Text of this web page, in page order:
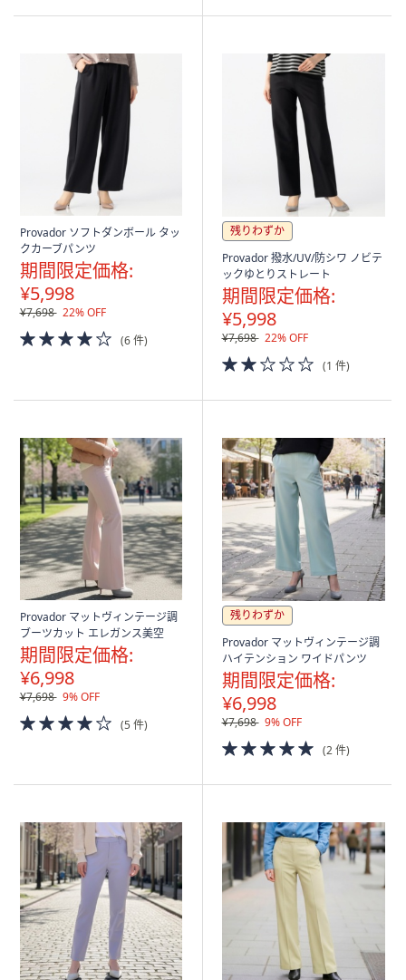
Provador ソフトダンボール タッ
クカーブパンツ
期間限定価格:
¥5,998
¥7,698 22% OFF
4.0
of
(6 件)
残りわずか
Provador 撥水/UV/防シワ ノビテ
ックゆとりストレート
期間限定価格:
¥5,998
¥7,698 22% OFF
2.0
of
(1 件)
Provador マットヴィンテージ調
ブーツカット エレガンス美空
期間限定価格:
¥6,998
¥7,698 9% OFF
4.0
of
(5 件)
残りわずか
Provador マットヴィンテージ調
ハイテンション ワイドパンツ
期間限定価格:
¥6,998
¥7,698 9% OFF
5.0
of
(2 件)